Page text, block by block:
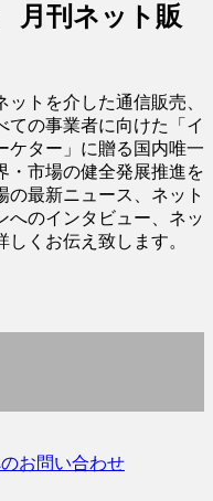
月刊ネット販
ットを介した通信販売、
ての事業者に向けた「イ
ケター」に贈る国内唯一
・市場の健全発展推進を
最新ニュース、ネット
へのインタビュー、ネッ
くお伝え致します。
お問い合わせ